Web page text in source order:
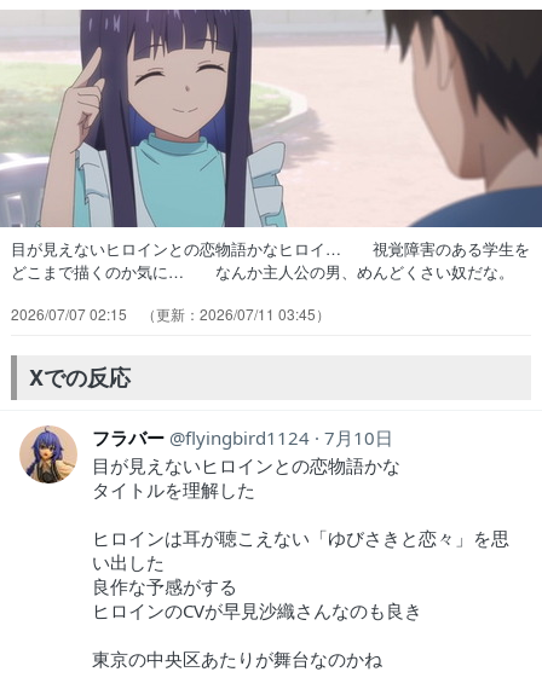
目が見えないヒロインとの恋物語かなヒロイ… 視覚障害のある学生を
どこまで描くのか気に… なんか主人公の男、めんどくさい奴だな。
ったから見続けていくかける… 入野自由さんの演技はすごく良かった
ーさん推薦のラボメン推薦の日本三… この空野くんを視覚障害者にし
たのが僕。物… 「大変そう」という他人事感や傍観者的思考…
2026/07/07 02:15 2026/07/11 03:45
Xでの反応
フラバー flyingbird1124 7月10日
目が見えないヒロインとの恋物語かな
タイトルを理解した
ヒロインは耳が聴こえない「ゆびさきと恋々」を思
い出した
良作な予感がする
ヒロインのCVが早見沙織さんなのも良き
東京の中央区あたりが舞台なのかね